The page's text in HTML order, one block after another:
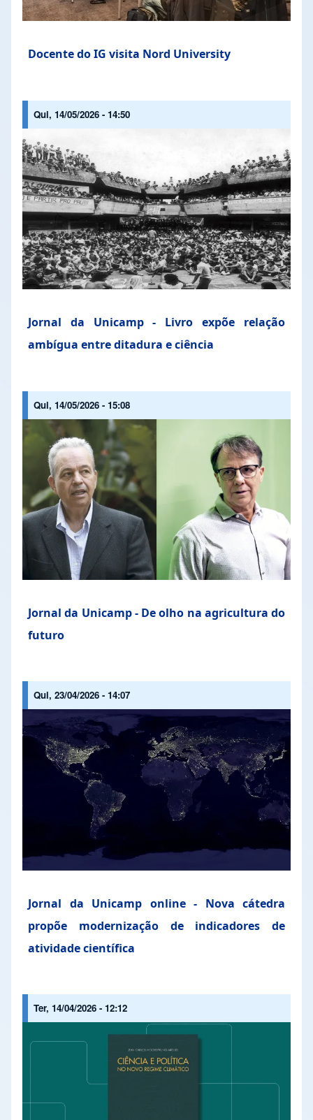
Docente do IG visita Nord University
Qui, 14/05/2026 - 14:50
Jornal da Unicamp - Livro expõe relação
ambígua entre ditadura e ciência
Qui, 14/05/2026 - 15:08
Jornal da Unicamp - De olho na agricultura do
futuro
Qui, 23/04/2026 - 14:07
Jornal da Unicamp online - Nova cátedra
propõe modernização de indicadores de
atividade científica
Ter, 14/04/2026 - 12:12